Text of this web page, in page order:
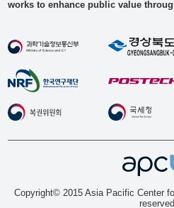
works to enhance public value
Copyright© 2015 Asia Pacific Center
reserved.